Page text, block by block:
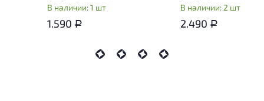
В наличии: 1 шт
1.590 Р
В наличии: 2 шт
2.490 Р